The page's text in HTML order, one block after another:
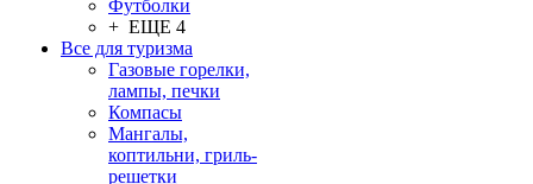
Футболки
+ ЕЩЕ 4
Все для туризма
Газовые горелки,
лампы, печки
Компасы
Мангалы,
коптильни, гриль-
решетки